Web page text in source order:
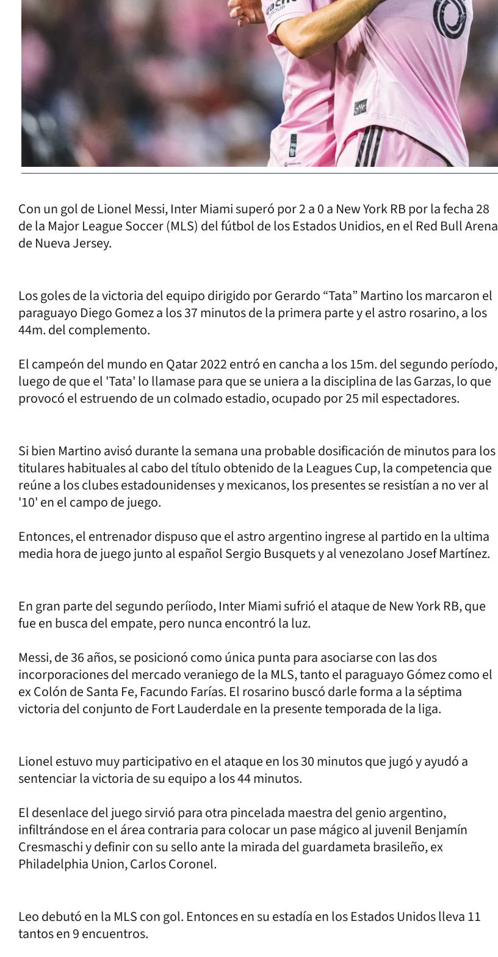
Con un gol de Lionel Messi, Inter Miami superó por 2 a 0 a New York RB por la fecha 28
de la Major League Soccer (MLS) del fútbol de los Estados Unidios, en el Red Bull Arena
de Nueva Jersey.
Los goles de la victoria del equipo dirigido por Gerardo “Tata” Martino los marcaron el
paraguayo Diego Gomez a los 37 minutos de la primera parte y el astro rosarino, a los
44m. del complemento.
El campeón del mundo en Qatar 2022 entró en cancha a los 15m. del segundo período,
luego de que el 'Tata' lo llamase para que se uniera a la disciplina de las Garzas, lo que
provocó el estruendo de un colmado estadio, ocupado por 25 mil espectadores.
Si bien Martino avisó durante la semana una probable dosificación de minutos para los
titulares habituales al cabo del título obtenido de la Leagues Cup, la competencia que
reúne a los clubes estadounidenses y mexicanos, los presentes se resistían a no ver al
'10' en el campo de juego.
Entonces, el entrenador dispuso que el astro argentino ingrese al partido en la ultima
media hora de juego junto al español Sergio Busquets y al venezolano Josef Martínez.
En gran parte del segundo períiodo, Inter Miami sufrió el ataque de New York RB, que
fue en busca del empate, pero nunca encontró la luz.
Messi, de 36 años, se posicionó como única punta para asociarse con las dos
incorporaciones del mercado veraniego de la MLS, tanto el paraguayo Gómez como el
ex Colón de Santa Fe, Facundo Farías. El rosarino buscó darle forma a la séptima
victoria del conjunto de Fort Lauderdale en la presente temporada de la liga.
Lionel estuvo muy participativo en el ataque en los 30 minutos que jugó y ayudó a
sentenciar la victoria de su equipo a los 44 minutos.
El desenlace del juego sirvió para otra pincelada maestra del genio argentino,
infiltrándose en el área contraria para colocar un pase mágico al juvenil Benjamín
Cresmaschi y definir con su sello ante la mirada del guardameta brasileño, ex
Philadelphia Union, Carlos Coronel.
Leo debutó en la MLS con gol. Entonces en su estadía en los Estados Unidos lleva 11
tantos en 9 encuentros.